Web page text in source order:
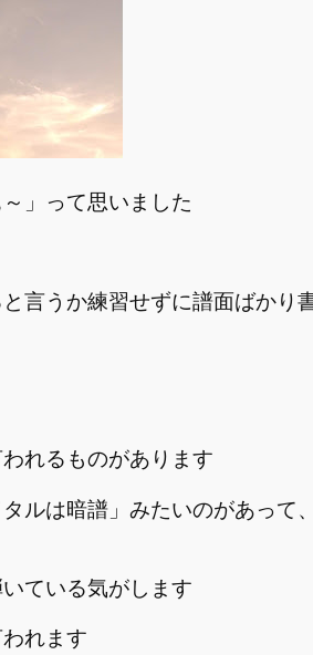
」って思いました
言うか練習せずに譜面ばかり
れるものがあります
ルは暗譜」みたいのがあって
ている気がします
れます